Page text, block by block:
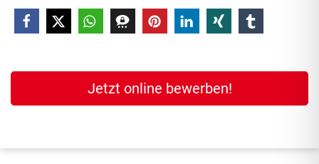
Jetzt online bewerben!